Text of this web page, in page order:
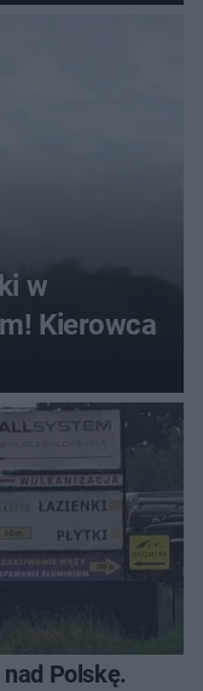
w
Kierowca
Polskę.